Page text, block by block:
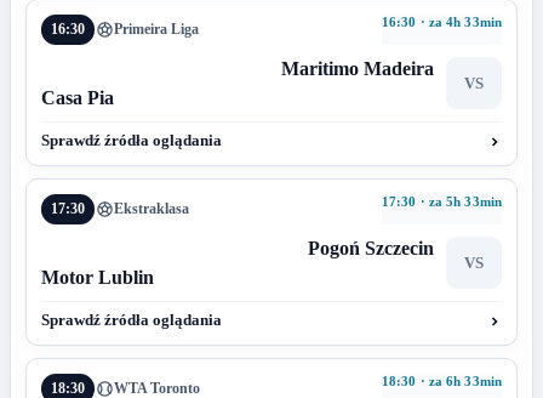
16:30 Primeira Liga 16:30 · za 4h 33min
Maritimo Madeira
VS
Casa Pia
Sprawdź źródła oglądania
17:30 Ekstraklasa 17:30 · za 5h 33min
Pogoń Szczecin
VS
Motor Lublin
Sprawdź źródła oglądania
18:30 WTA Toronto 18:30 · za 6h 33min